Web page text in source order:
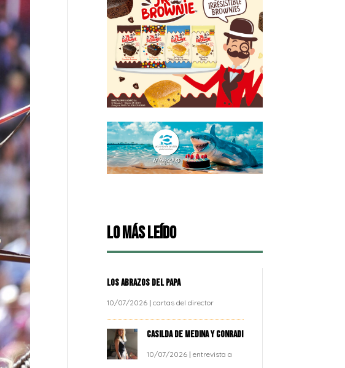
Lo más leído
LOS ABRAZOS DEL PAPA
10/07/2026 |cartas del director
CASILDA DE MEDINA Y CONRADI
10/07/2026 |entrevista a